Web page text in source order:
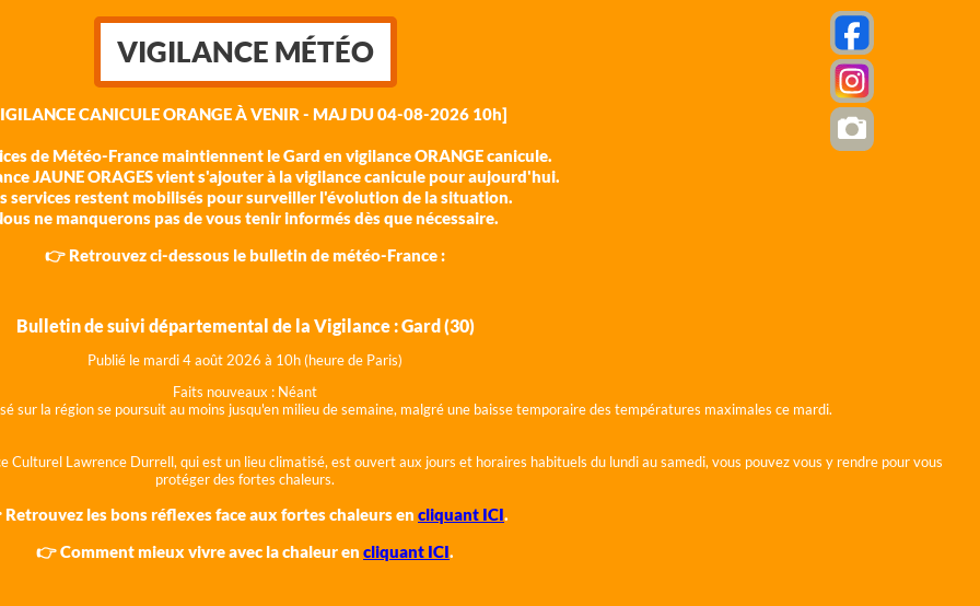
VIGILANCE MÉTÉO
CANICULE ORANGE À VENIR - MAJ DU 04-08-2026 10h]
de Météo-France maintiennent le Gard en vigilance ORANGE canicule.
JAUNE ORAGES vient s'ajouter à la vigilance canicule pour aujourd'hui.
services restent mobilisés pour surveiller l'évolution de la situation.
ne manquerons pas de vous tenir informés dès que nécessaire.
👉 Retrouvez ci-dessous le bulletin de météo-France :
Bulletin de suivi départemental de la Vigilance : Gard (30)
Publié le mardi 4 août 2026 à 10h (heure de Paris)
Faits nouveaux : Néant
sur la région se poursuit au moins jusqu'en milieu de semaine, malgré une baisse temporaire des températures maximales ce mardi.
Lawrence Durrell, qui est un lieu climatisé, est ouvert aux jours et horaires habituels du lundi au samedi, vous pouvez vous y rendre pour vous
protéger des fortes chaleurs.
les bons réflexes face aux fortes chaleurs en cliquant ICI.
👉 Comment mieux vivre avec la chaleur en cliquant ICI.